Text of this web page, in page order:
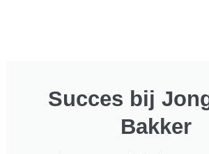
Succes bij
Bakker